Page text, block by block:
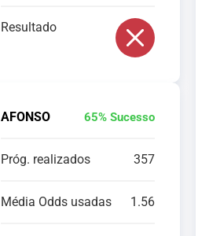
Resultado
AFONSO 65% Sucesso
Próg. realizados 357
Média Odds usadas 1.56